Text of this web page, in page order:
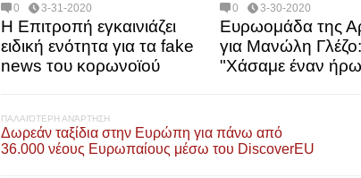
0 3-31-2020
Η Επιτροπή εγκαινιάζει
ειδική ενότητα για τα fake
news του κορωνοϊού
0 3-30-2020
Ευρωομάδα της
για Μανώλη Γλέζο:
"Χάσαμε έναν
ΠΑΛΑΙΌΤΕΡΗ ΑΝΆΡΤΗΣΗ
Δωρεάν ταξίδια στην Ευρώπη για πάνω από
36.000 νέους Ευρωπαίους μέσω του DiscoverEU